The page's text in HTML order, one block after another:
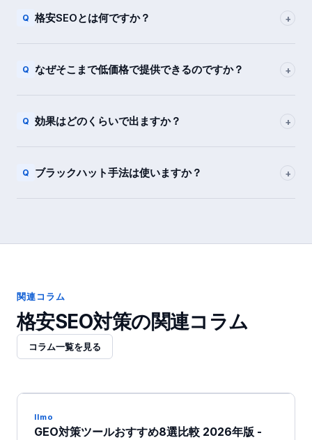
Q 格安SEOとは何ですか？ +
Q なぜそこまで低価格で提供できるのですか？ +
Q 効果はどのくらいで出ますか？ +
Q ブラックハット手法は使いますか？ +
関連コラム
格安SEO対策の関連コラム
コラム一覧を見る
llmo
GEO対策ツールおすすめ8選比較 2026年版 -